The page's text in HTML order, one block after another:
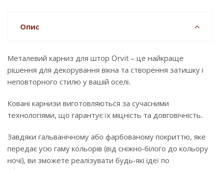
Опис
Металевий карниз для штор Orvit – це найкраще
рішення для декорування вікна та створення затишку і
неповторного стилю у вашій оселі.
Ковані карнизи виготовляються за сучасними
технологіями, що гарантує їх міцність та довговічність.
Завдяки гальванічному або фарбованому покриттю, яке
передає усю гаму кольорів (від сніжно-білого до кольору
ночі), ви зможете реалізувати будь-які ідеї по